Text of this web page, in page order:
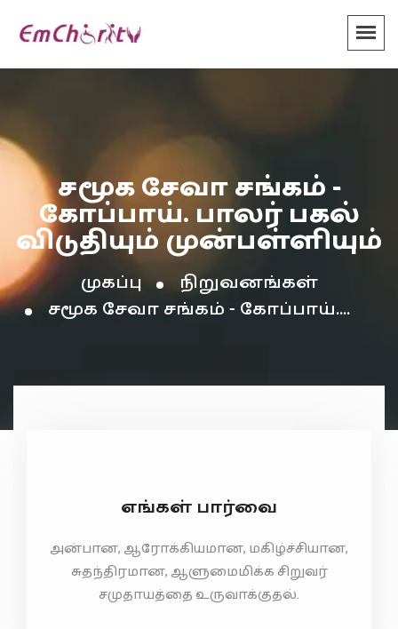
சமூக சேவா சங்கம் -
கோப்பாய். பாலர் பகல்
விடுதியும் முன்பள்ளியும்
முகப்பு
நிறுவனங்கள்
சமூக சேவா சங்கம் - கோப்பாய்....
எங்கள் பார்வை
அன்பான, ஆரோக்கியமான, மகிழ்ச்சியான,
சுதந்திரமான, ஆளுமைமிக்க சிறுவர்
சமுதாயத்தை உருவாக்குதல்.